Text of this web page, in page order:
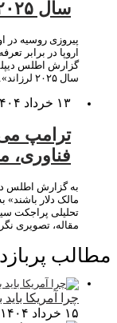
سال ۲۰۲۵ لرزاند
پیروزی روسیه در
اروپا در برابر
گزارش اطلس
سال ۲۰۲۵ لرزاند»…
۱۳ خرداد ۱۴۰۴
ترامپ
فناوری،
به گزارش اطلس
مقاله، تصویری
مطالب
چرا آمریکا
۱۵ خرداد ۱۴۰۴